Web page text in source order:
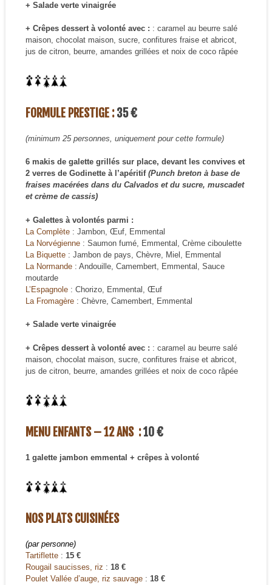
+ Salade verte vinaigrée
+ Crêpes dessert à volonté avec : : caramel au beurre salé
maison, chocolat maison, sucre, confitures fraise et abricot,
jus de citron, beurre, amandes grillées et noix de coco râpée
FORMULE PRESTIGE :35 €
(minimum 25 personnes, uniquement pour cette formule)
6 makis de galette grillés sur place, devant les convives et
2 verres de Godinette à l’apéritif (Punch breton à base de
fraises macérées dans du Calvados et du sucre, muscadet
et crème de cassis)
+ Galettes à volontés parmi :
La Complète : Jambon, Œuf, Emmental
La Norvégienne : Saumon fumé, Emmental, Crème ciboulette
La Biquette : Jambon de pays, Chèvre, Miel, Emmental
La Normande : Andouille, Camembert, Emmental, Sauce
moutarde
L’Espagnole : Chorizo, Emmental, Œuf
La Fromagère : Chèvre, Camembert, Emmental
+ Salade verte vinaigrée
+ Crêpes dessert à volonté avec : : caramel au beurre salé
maison, chocolat maison, sucre, confitures fraise et abricot,
jus de citron, beurre, amandes grillées et noix de coco râpée
MENU ENFANTS – 12 ANS :10 €
1 galette jambon emmental + crêpes à volonté
NOS PLATS CUISINÉES
(par personne)
Tartiflette : 15 €
Rougail saucisses, riz : 18 €
Poulet Vallée d’auge, riz sauvage: 18 €